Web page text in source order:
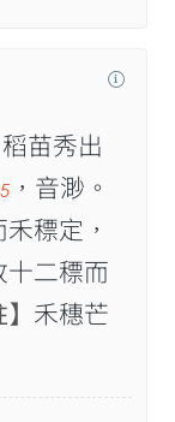
苗秀出
，音渺。
䅺定，
十二䅺而
禾穗芒